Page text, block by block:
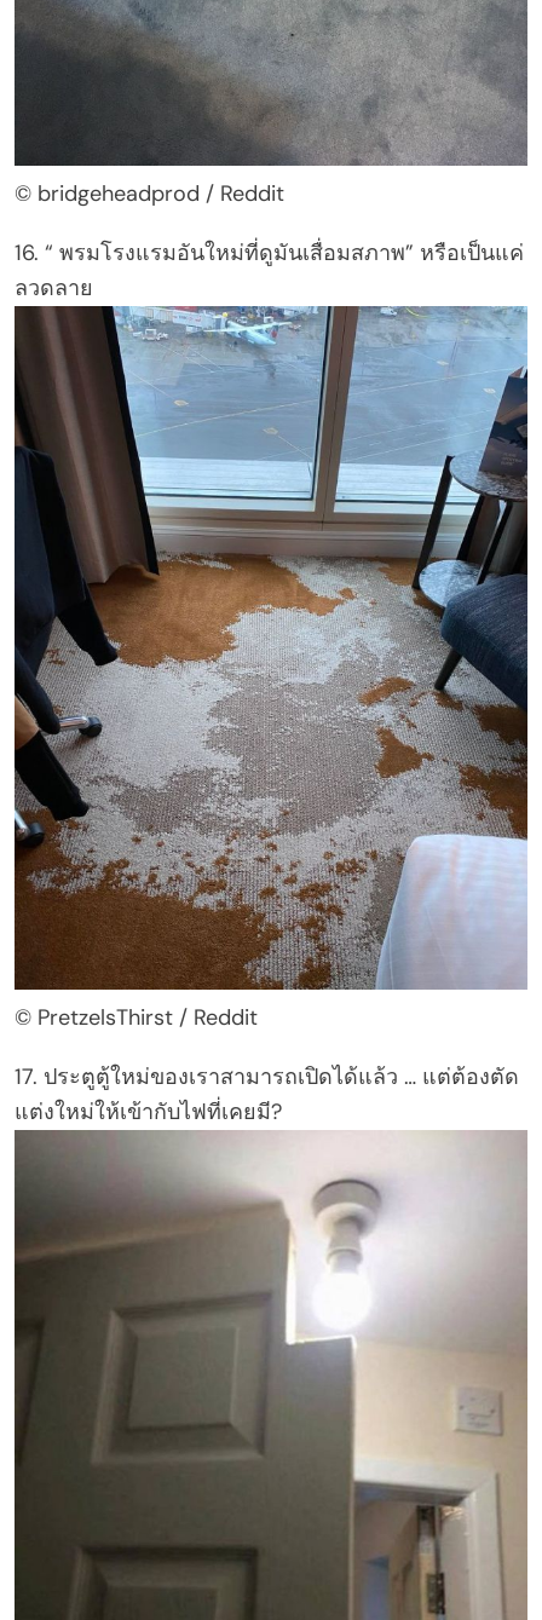
© bridgeheadprod / Reddit
16. “ พรมโรงแรมอันใหม่ที่ดูมันเสื่อมสภาพ” หรือเป็นแค่
ลวดลาย
© PretzelsThirst / Reddit
17. ประตูตู้ใหม่ของเราสามารถเปิดได้แล้ว … แต่ต้องตัด
แต่งใหม่ให้เข้ากับไฟที่เคยมี?